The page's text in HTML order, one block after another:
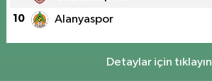
10 Alanyaspor
Detaylar için tıklayın